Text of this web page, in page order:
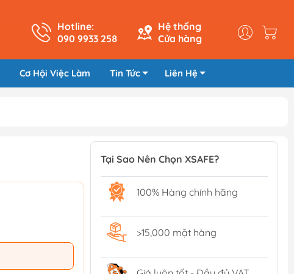
Hotline:
090 9933 258
Hệ thống
Cửa hàng
Cơ Hội Việc Làm Tin Tức Liên Hệ
Tại Sao Nên Chọn XSAFE?
100% Hàng chính hãng
>15,000 mặt hàng